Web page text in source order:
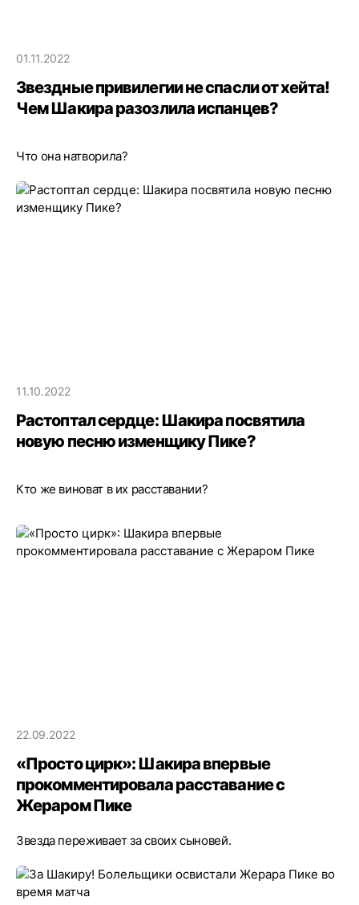
01.11.2022
Звездные привилегии не спасли от хейта!
Чем Шакира разозлила испанцев?
Что она натворила?
11.10.2022
Растоптал сердце: Шакира посвятила
новую песню изменщику Пике?
Кто же виноват в их расставании?
22.09.2022
«Просто цирк»: Шакира впервые
прокомментировала расставание с
Жераром Пике
Звезда переживает за своих сыновей.